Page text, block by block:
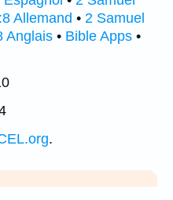
Allemand • 2 Samuel
Anglais • Bible Apps •
.